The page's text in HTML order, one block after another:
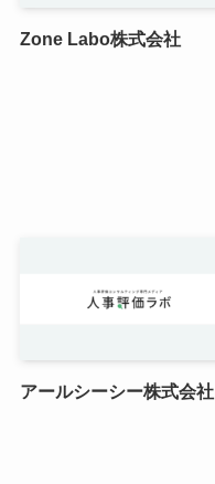
Zone Labo株式会社
アールシーシー株式会社